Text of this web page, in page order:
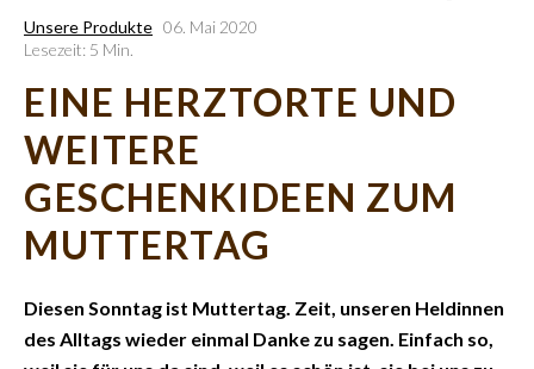
Unsere Produkte 06. Mai 2020
Lesezeit: 5 Min.
EINE HERZTORTE UND
WEITERE
GESCHENKIDEEN ZUM
MUTTERTAG
Diesen Sonntag ist Muttertag. Zeit, unseren Heldinnen
des Alltags wieder einmal Danke zu sagen. Einfach so,